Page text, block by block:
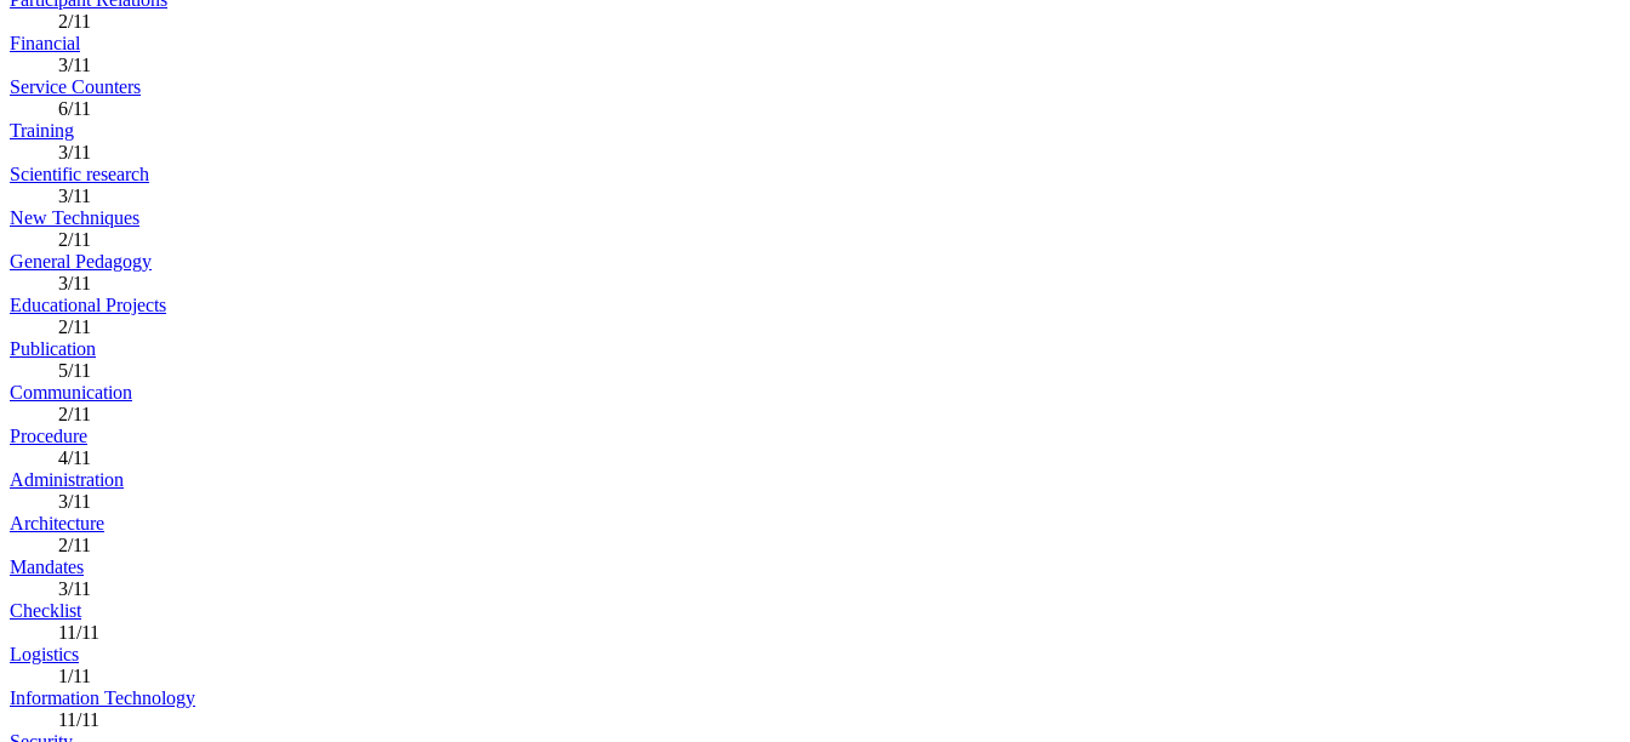
2/11
Financial
3/11
Service Counters
6/11
Training
3/11
Scientific research
3/11
New Techniques
2/11
General Pedagogy
3/11
Educational Projects
2/11
Publication
5/11
Communication
2/11
Procedure
4/11
Administration
3/11
Architecture
2/11
Mandates
3/11
Checklist
11/11
Logistics
1/11
Information Technology
11/11